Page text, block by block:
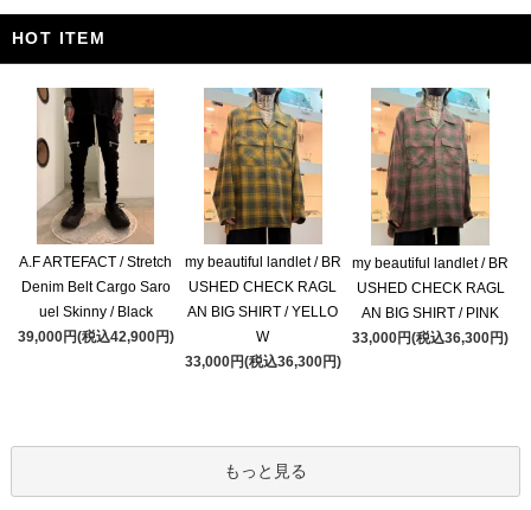
HOT ITEM
A.F ARTEFACT / Stretch
Denim Belt Cargo Saro
uel Skinny / Black
39,000円(税込42,900円)
my beautiful landlet / BR
USHED CHECK RAGL
AN BIG SHIRT / YELLO
W
33,000円(税込36,300円)
my beautiful landlet / BR
USHED CHECK RAGL
AN BIG SHIRT / PINK
33,000円(税込36,300円)
もっと見る